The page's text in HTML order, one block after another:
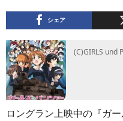
シェア
(C)GIRLS und
ロングラン上映中の『ガ